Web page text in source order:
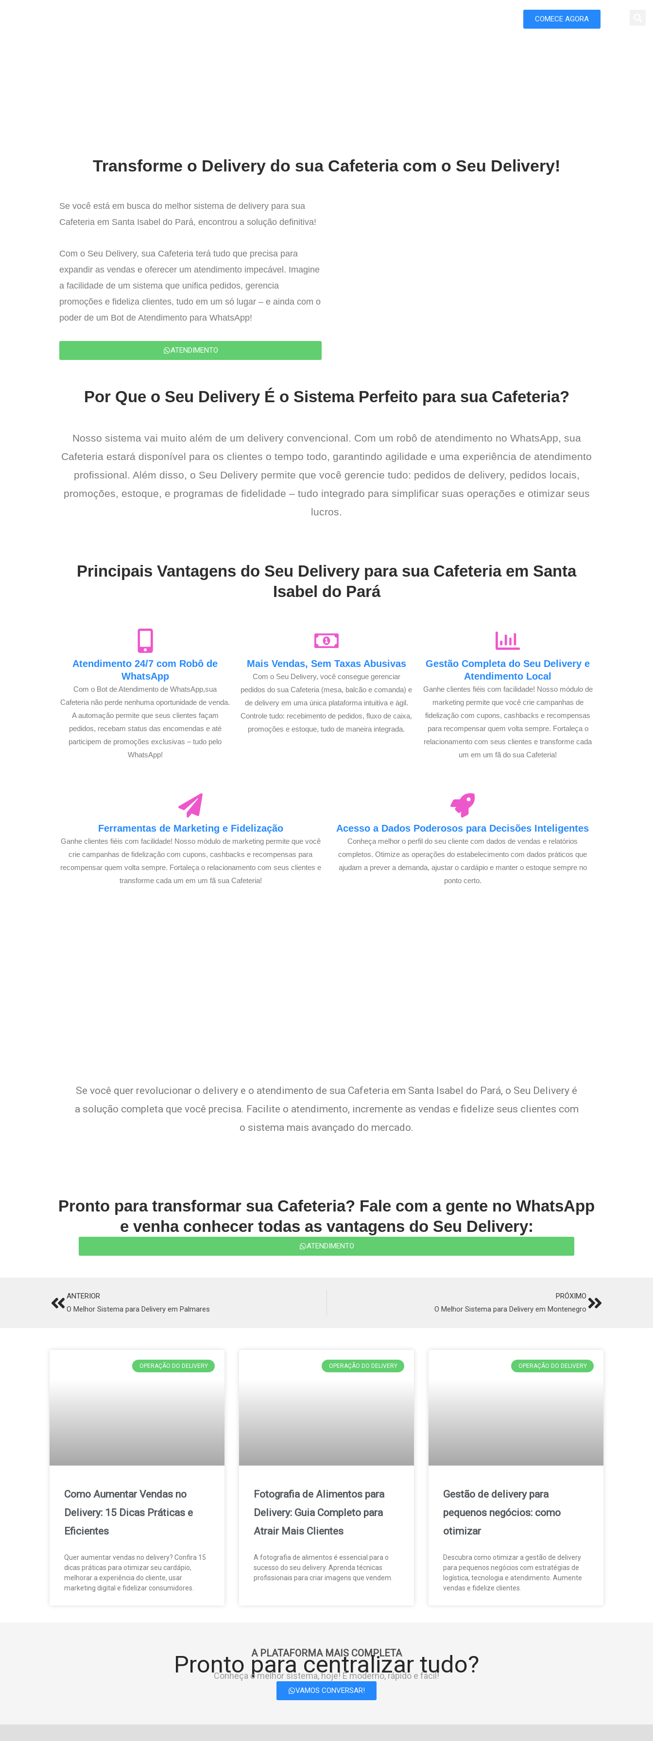
COMECE AGORA
Transforme o Delivery do sua Cafeteria com o Seu Delivery!
Se você está em busca do melhor sistema de delivery para sua
Cafeteria em Santa Isabel do Pará, encontrou a solução definitiva!
Com o Seu Delivery, sua Cafeteria terá tudo que precisa para
expandir as vendas e oferecer um atendimento impecável. Imagine
a facilidade de um sistema que unifica pedidos, gerencia
promoções e fideliza clientes, tudo em um só lugar – e ainda com o
poder de um Bot de Atendimento para WhatsApp!
ATENDIMENTO
Por Que o Seu Delivery É o Sistema Perfeito para sua Cafeteria?
Nosso sistema vai muito além de um delivery convencional. Com um robô de atendimento no WhatsApp, sua
Cafeteria estará disponível para os clientes o tempo todo, garantindo agilidade e uma experiência de atendimento
profissional. Além disso, o Seu Delivery permite que você gerencie tudo: pedidos de delivery, pedidos locais,
promoções, estoque, e programas de fidelidade – tudo integrado para simplificar suas operações e otimizar seus
lucros.
Principais Vantagens do Seu Delivery para sua Cafeteria em Santa
Isabel do Pará
Atendimento 24/7 com Robô de
WhatsApp
Com o Bot de Atendimento de WhatsApp,sua
Cafeteria não perde nenhuma oportunidade de venda.
A automação permite que seus clientes façam
pedidos, recebam status das encomendas e até
participem de promoções exclusivas – tudo pelo
WhatsApp!
Mais Vendas, Sem Taxas Abusivas
Com o Seu Delivery, você consegue gerenciar
pedidos do sua Cafeteria (mesa, balcão e comanda) e
de delivery em uma única plataforma intuitiva e ágil.
Controle tudo: recebimento de pedidos, fluxo de caixa,
promoções e estoque, tudo de maneira integrada.
Gestão Completa do Seu Delivery e
Atendimento Local
Ganhe clientes fiéis com facilidade! Nosso módulo de
marketing permite que você crie campanhas de
fidelização com cupons, cashbacks e recompensas
para recompensar quem volta sempre. Fortaleça o
relacionamento com seus clientes e transforme cada
um em um fã do sua Cafeteria!
Ferramentas de Marketing e Fidelização
Ganhe clientes fiéis com facilidade! Nosso módulo de marketing permite que você
crie campanhas de fidelização com cupons, cashbacks e recompensas para
recompensar quem volta sempre. Fortaleça o relacionamento com seus clientes e
transforme cada um em um fã sua Cafeteria!
Acesso a Dados Poderosos para Decisões Inteligentes
Conheça melhor o perfil do seu cliente com dados de vendas e relatórios
completos. Otimize as operações do estabelecimento com dados práticos que
ajudam a prever a demanda, ajustar o cardápio e manter o estoque sempre no
ponto certo.
Se você quer revolucionar o delivery e o atendimento de sua Cafeteria em Santa Isabel do Pará, o Seu Delivery é
a solução completa que você precisa. Facilite o atendimento, incremente as vendas e fidelize seus clientes com
o sistema mais avançado do mercado.
Pronto para transformar sua Cafeteria? Fale com a gente no WhatsApp
e venha conhecer todas as vantagens do Seu Delivery:
ATENDIMENTO
PrevANTERIOR
O Melhor Sistema para Delivery em Palmares
PRÓXIMO
O Melhor Sistema para Delivery em Montenegro Next
OPERAÇÃO DO DELIVERY
Como Aumentar Vendas no
Delivery: 15 Dicas Práticas e
Eficientes
Quer aumentar vendas no delivery? Confira 15
dicas práticas para otimizar seu cardápio,
melhorar a experiência do cliente, usar
marketing digital e fidelizar consumidores.
OPERAÇÃO DO DELIVERY
Fotografia de Alimentos para
Delivery: Guia Completo para
Atrair Mais Clientes
A fotografia de alimentos é essencial para o
sucesso do seu delivery. Aprenda técnicas
profissionais para criar imagens que vendem.
OPERAÇÃO DO DELIVERY
Gestão de delivery para
pequenos negócios: como
otimizar
Descubra como otimizar a gestão de delivery
para pequenos negócios com estratégias de
logística, tecnologia e atendimento. Aumente
vendas e fidelize clientes.
A PLATAFORMA MAIS COMPLETA
Pronto para centralizar tudo?
Conheça o melhor sistema, hoje! É moderno, rápido e fácil!
VAMOS CONVERSAR!